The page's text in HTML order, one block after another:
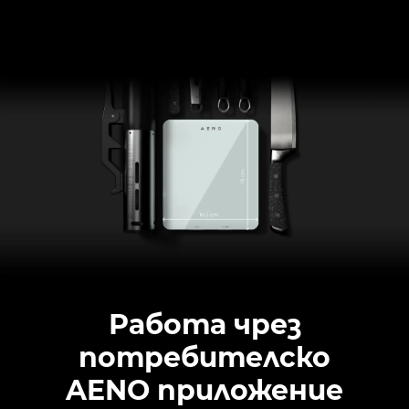
Работа чрез
потребителско
AENO приложение